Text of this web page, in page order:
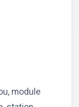
module